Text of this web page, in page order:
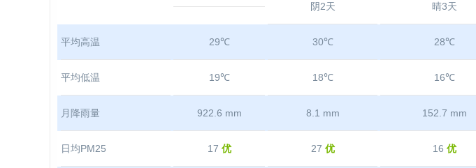
阴2天 晴3天
平均高温 29℃ 30℃ 28℃
平均低温 19℃ 18℃ 16℃
月降雨量 922.6 mm 8.1 mm 152.7 mm
日均PM25 17 优 27 优 16优